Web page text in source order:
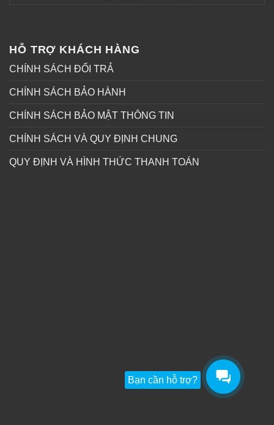
HỖ TRỢ KHÁCH HÀNG
CHÍNH SÁCH ĐỔI TRẢ
CHÍNH SÁCH BẢO HÀNH
CHÍNH SÁCH BẢO MẬT THÔNG TIN
CHÍNH SÁCH VÀ QUY ĐỊNH CHUNG
QUY ĐỊNH VÀ HÌNH THỨC THANH TOÁN
Bạn cần hỗ trợ?